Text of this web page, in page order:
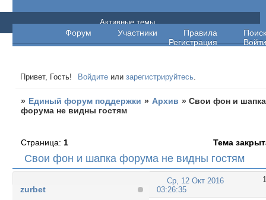
Единый форум поддержки
Форум Участники Правила
Поиск
Регистрация
Войти
Активные темы
Привет, Гость! Войдите илизарегистрируйтесь.
» Единый форум поддержки » Архив »Свои фон и шапка
форума не видны гостям
Свои фон и шапка форума не видны гостям
Страница: 1 Тема
1
Ср, 12 Окт 2016
03:26:35
zurbet